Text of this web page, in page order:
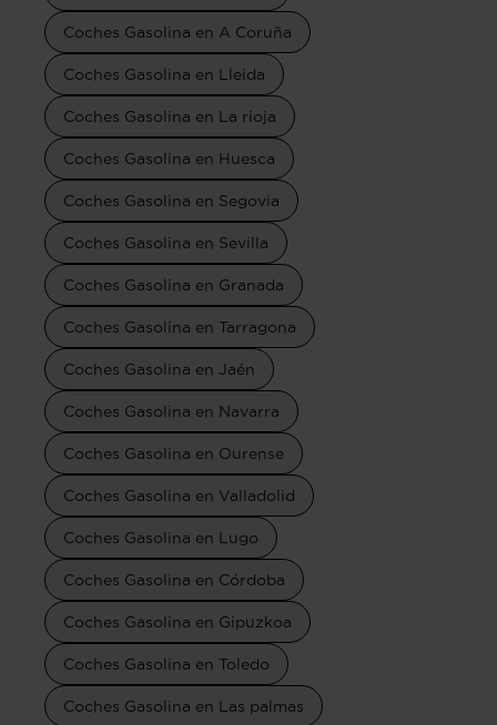
Coches Gasolina en A Coruña
Coches Gasolina en Lleida
Coches Gasolina en La rioja
Coches Gasolina en Huesca
Coches Gasolina en Segovia
Coches Gasolina en Sevilla
Coches Gasolina en Granada
Coches Gasolina en Tarragona
Coches Gasolina en Jaén
Coches Gasolina en Navarra
Coches Gasolina en Ourense
Coches Gasolina en Valladolid
Coches Gasolina en Lugo
Coches Gasolina en Córdoba
Coches Gasolina en Gipuzkoa
Coches Gasolina en Toledo
Coches Gasolina en Las palmas